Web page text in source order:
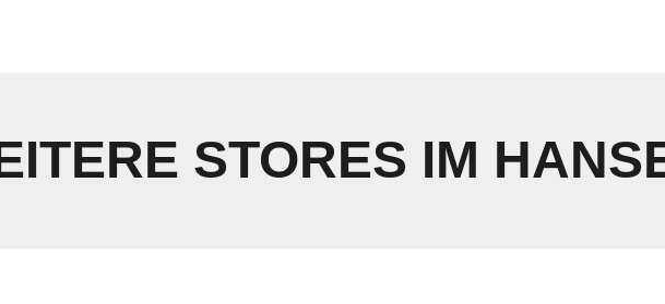
STORES IM